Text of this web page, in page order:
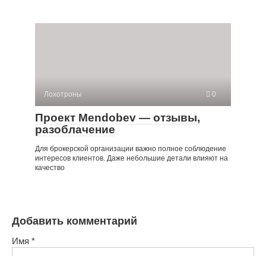
Лохотроны 0
Проект Mendobev — отзывы,
разоблачение
Для брокерской организации важно полное соблюдение
интересов клиентов. Даже небольшие детали влияют на
качество
Добавить комментарий
Имя *